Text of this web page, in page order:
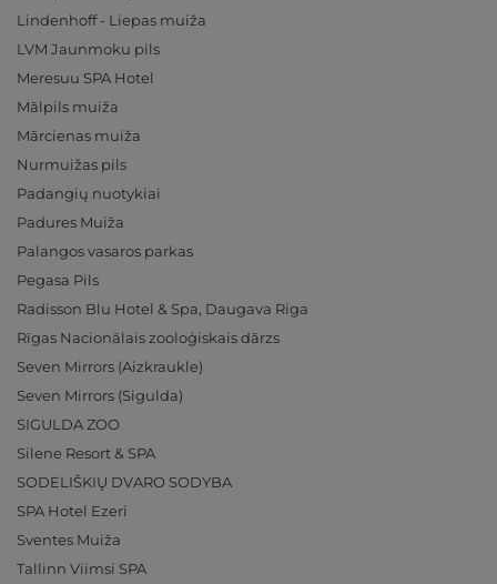
Lindenhoff - Liepas muiža
LVM Jaunmoku pils
Meresuu SPA Hotel
Mālpils muiža
Mārcienas muiža
Nurmuižas pils
Padangių nuotykiai
Padures Muiža
Palangos vasaros parkas
Pegasa Pils
Radisson Blu Hotel & Spa, Daugava Riga
Rīgas Nacionālais zooloģiskais dārzs
Seven Mirrors (Aizkraukle)
Seven Mirrors (Sigulda)
SIGULDA ZOO
Silene Resort & SPA
SODELIŠKIŲ DVARO SODYBA
SPA Hotel Ezeri
Sventes Muiža
Tallinn Viimsi SPA